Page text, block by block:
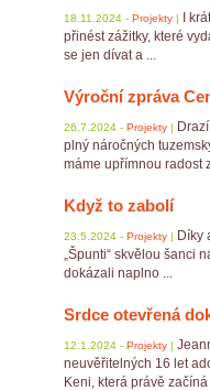
18.11.2024 - Projekty |
I
přinést zážitky, které
se jen dívat a ...
Výroční zpráva
26.7.2024 - Projekty |
plný náročných
máme upřímnou radost z
Když to zabolí
23.5.2024 - Projekty | Díky
„Špunti“ skvělou šanci
dokázali naplno ...
Srdce otevřená
12.1.2024 - Projekty |
neuvěřitelných 16 let
Keni, která právě začíná